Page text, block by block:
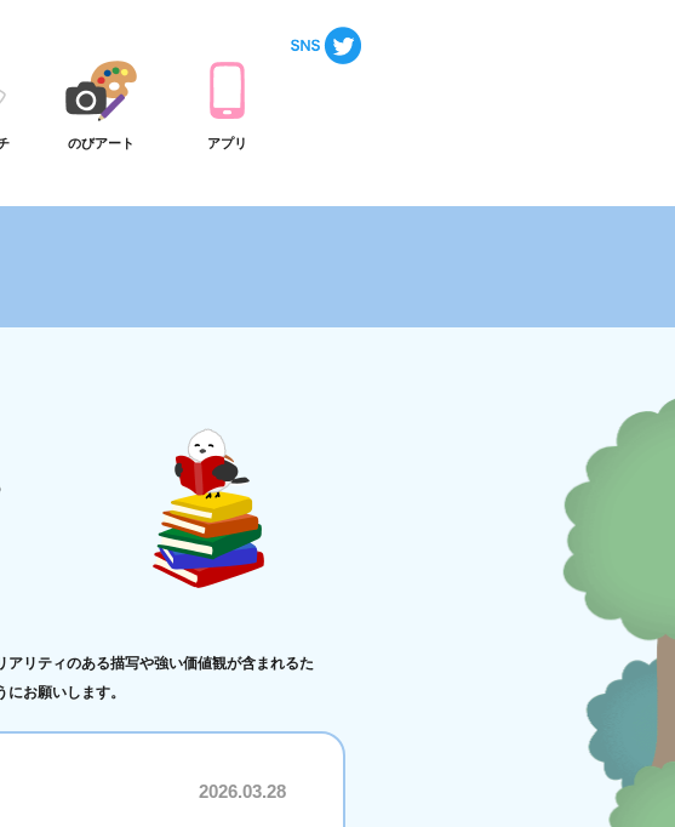
のびアート アプリ
リティのある描写や強い価値観が含まれるた
お願いします。
2026.03.28